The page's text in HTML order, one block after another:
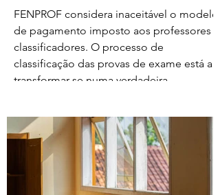
FENPROF considera inaceitável o modelo
de pagamento imposto aos professores
classificadores. O processo de
classificação das provas de exame está a
transformar-se numa verdadeira
desorganização que marcaram este
processo, o Governo e o Ministério da
Educação, Ciência e Inovação parecem
querer acrescentar uma nova dimensão